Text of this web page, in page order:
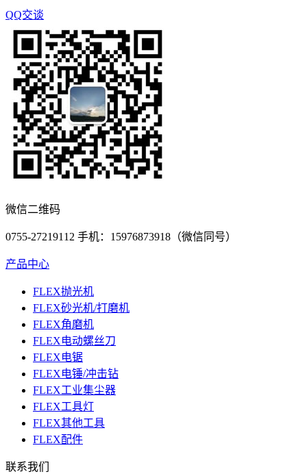
QQ交谈
微信二维码
0755-27219112 手机：15976873918（微信同号）
产品中心
FLEX抛光机
FLEX砂光机/打磨机
FLEX角磨机
FLEX电动螺丝刀
FLEX电锯
FLEX电锤/冲击钻
FLEX工业集尘器
FLEX工具灯
FLEX其他工具
FLEX配件
联系我们